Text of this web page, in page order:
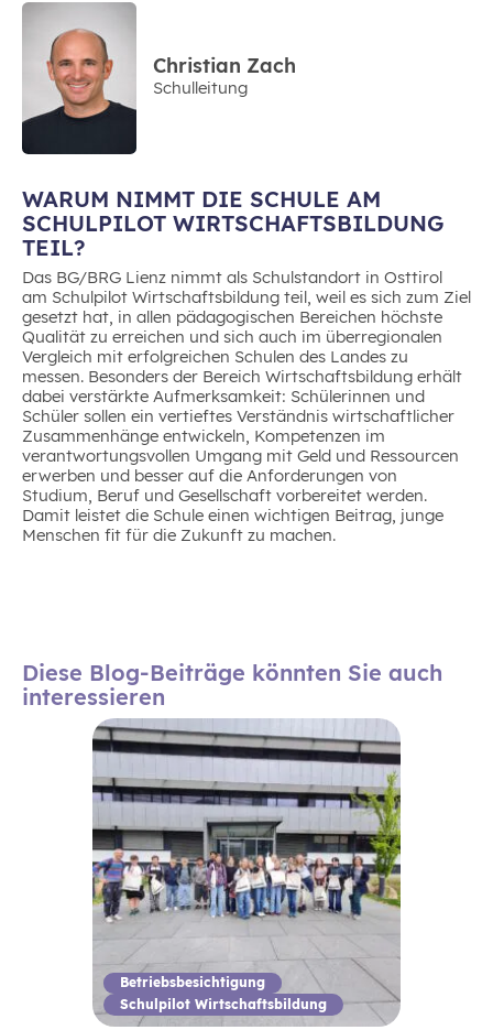
Christian Zach
Schulleitung
WARUM NIMMT DIE SCHULE AM
SCHULPILOT WIRTSCHAFTSBILDUNG
TEIL?
Das BG/BRG Lienz nimmt als Schulstandort in Osttirol
am Schulpilot Wirtschaftsbildung teil, weil es sich zum Ziel
gesetzt hat, in allen pädagogischen Bereichen höchste
Qualität zu erreichen und sich auch im überregionalen
Vergleich mit erfolgreichen Schulen des Landes zu
messen. Besonders der Bereich Wirtschaftsbildung erhält
dabei verstärkte Aufmerksamkeit: Schülerinnen und
Schüler sollen ein vertieftes Verständnis wirtschaftlicher
Zusammenhänge entwickeln, Kompetenzen im
verantwortungsvollen Umgang mit Geld und Ressourcen
erwerben und besser auf die Anforderungen von
Studium, Beruf und Gesellschaft vorbereitet werden.
Damit leistet die Schule einen wichtigen Beitrag, junge
Menschen fit für die Zukunft zu machen.
Diese Blog-Beiträge könnten Sie auch
interessieren
Betriebsbesichtigung
Schulpilot Wirtschaftsbildung